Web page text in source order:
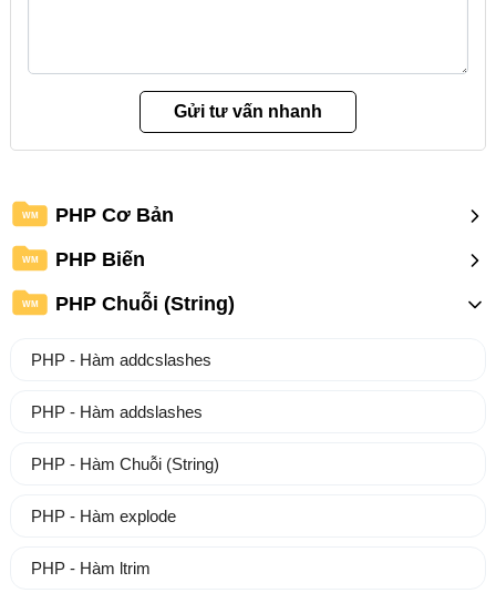
WM PHP Cơ Bản
WM PHP Biến
WM PHP Chuỗi (String)
PHP - Hàm addcslashes
PHP - Hàm addslashes
PHP - Hàm Chuỗi (String)
PHP - Hàm explode
PHP - Hàm ltrim